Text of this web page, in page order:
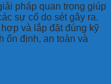
pháp quan trọng giúp
sự cố do sét gây ra.
và lắp đặt đúng kỹ
ổn định, an toàn và